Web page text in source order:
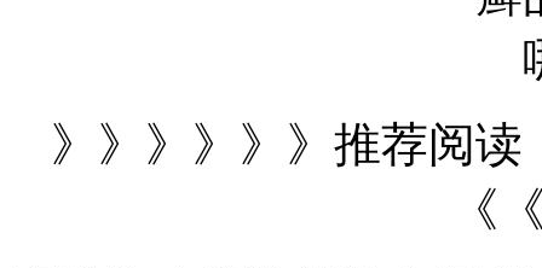
》》》》》》推荐阅读
《